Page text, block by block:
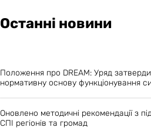
Останні новини
Положення про DREAM: Уряд
нормативну основу функціонування
Оновлено методичні рекомендації з
СПІ регіонів та громад